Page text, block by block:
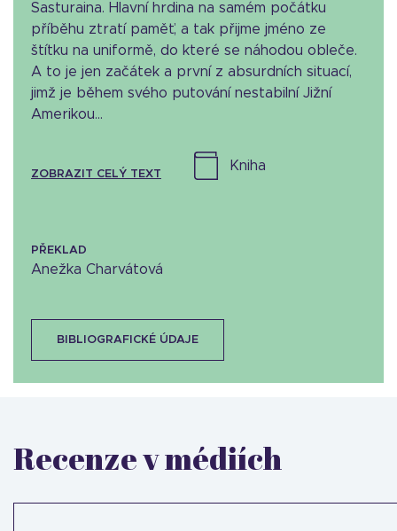
Sasturaina. Hlavní hrdina na samém počátku
příběhu ztratí paměť, a tak přijme jméno ze
štítku na uniformě, do které se náhodou obleče.
A to je jen začátek a první z absurdních situací,
jimž je během svého putování nestabilní Jižní
Amerikou...
ZOBRAZIT CELÝ TEXT
kniha
PŘEKLAD
Anežka Charvátová
BIBLIOGRAFICKÉ ÚDAJE
Recenze v médiích